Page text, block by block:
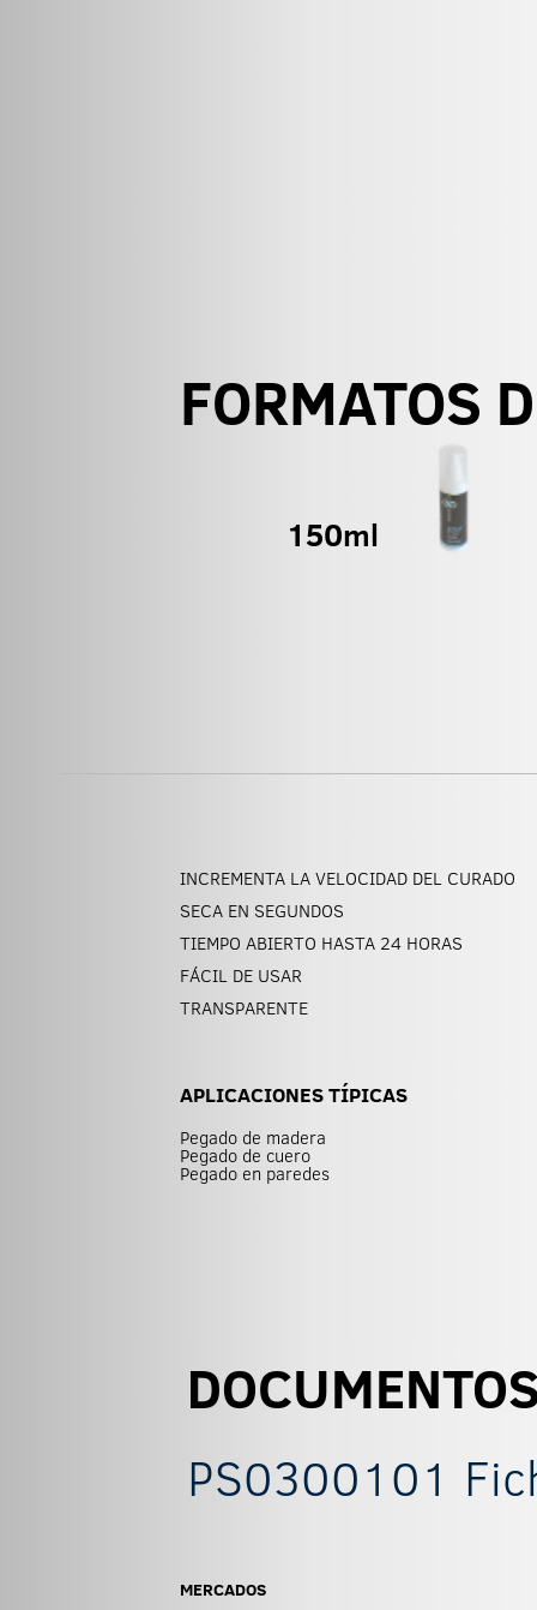
FORMATOS
INCREMENTA LA VELOCIDAD DEL CURADO
SECA EN SEGUNDOS
TIEMPO ABIERTO HASTA 24 HORAS
FÁCIL DE USAR
TRANSPARENTE
APLICACIONES TÍPICAS
Pegado de madera
Pegado de cuero
Pegado en paredes
PS0300101
MERCADOS